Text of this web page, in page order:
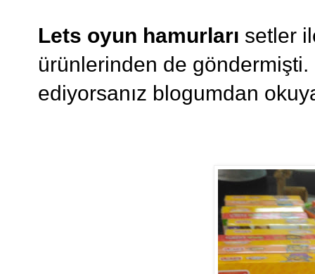
Lets oyun hamurları setler
ürünlerinden de
ediyorsanız blogumdan